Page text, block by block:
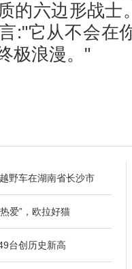
的六边形战士
:"它从不会在
极浪漫。"
野车在湖南省长沙市
爱”，欧拉好猫
台创历史新高